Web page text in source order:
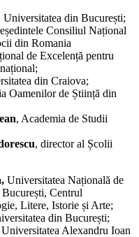
Universitatea din București;
Consiliul Național
din Romania
de Excelență pentru
din Craiova;
Oamenilor de Știință din
, Academia de Studii
, director al Școlii
Universitatea Națională de
Centrul
Litere, Istorie și Arte;
din București;
Universitatea Alexandru Ioan